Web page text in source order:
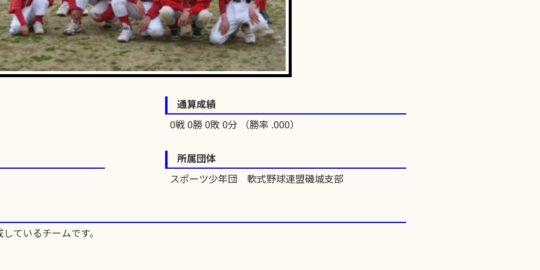
通算成績
0戦 0勝 0敗 0分 （勝率 .000）
所属団体
スポーツ少年団 軟式野球連盟磯城支部
ているチームです。